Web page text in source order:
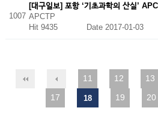
1007
[대구일보] 포항 ‘기초과학의 산실’
APCTP
Hit 9435
Date 2017-01-03
11 12 13
17
18 19 20